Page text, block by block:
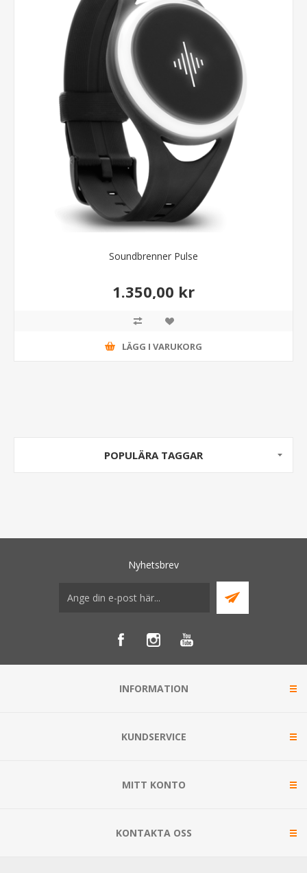
Soundbrenner Pulse
1.350,00 kr
LÄGG I VARUKORG
POPULÄRA TAGGAR
Nyhetsbrev
INFORMATION
KUNDSERVICE
MITT KONTO
KONTAKTA OSS